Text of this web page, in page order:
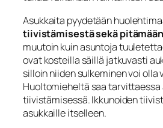
Asukkaita pyydetään
tiivistämisestä sekä
muutoin kuin asuntoja
ovat kosteilla säillä jatkuvasti
silloin niiden sulkeminen voi olla
Huoltomieheltä saa tarvittaessa
tiivistämisessä. Ikkunoiden
asukkaille itselleen.